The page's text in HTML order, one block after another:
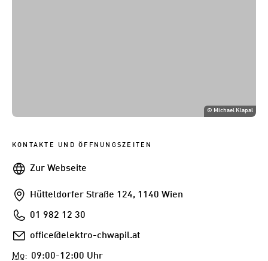
© Michael Klapal
KONTAKTE UND ÖFFNUNGSZEITEN
WebseiteZur Webseite
AddresseHütteldorfer Straße 124, 1140 Wien
Telefon01 982 12 30
E-
office@elektro-chwapil.at
Mo: 09:00-12:00 Uhr